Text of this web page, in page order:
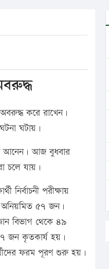
অবরুদ্ধ করে রাখেন।
ঘটায়।
আনেন। আজ বুধবার
চলে যায়।
নির্বাচনী পরীক্ষায়
অনিয়মিত ৫৭ জন।
বিভাগ থেকে ৪৯
জন কৃতকার্য হয়।
ফরম পূরণ শুরু হয়।